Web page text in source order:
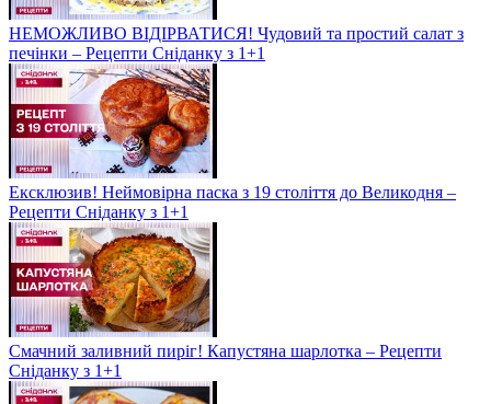
НЕМОЖЛИВО ВІДІРВАТИСЯ! Чудовий та простий салат з
печінки – Рецепти Сніданку з 1+1
Ексклюзив! Неймовірна паска з 19 століття до Великодня –
Рецепти Сніданку з 1+1
Смачний заливний пиріг! Капустяна шарлотка – Рецепти
Сніданку з 1+1